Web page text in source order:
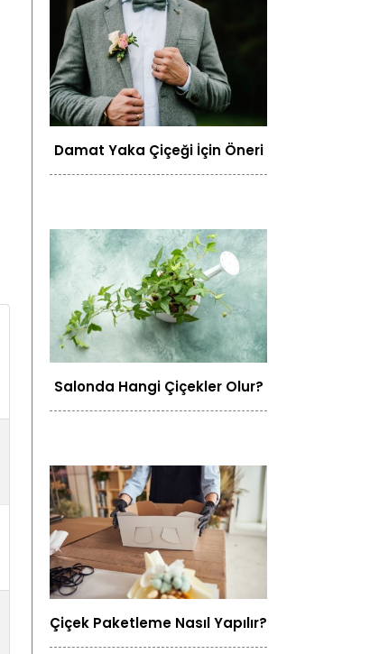
Damat Yaka Çiçeği İçin Öneri
Salonda Hangi Çiçekler Olur?
Çiçek Paketleme Nasıl Yapılır?